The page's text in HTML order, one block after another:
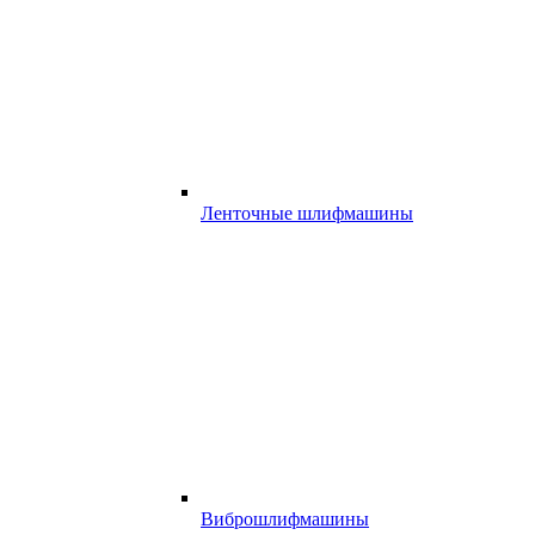
Ленточные шлифмашины
Виброшлифмашины